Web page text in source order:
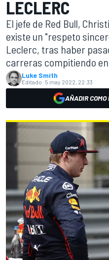
LECLERC
El jefe de Red Bull,
existe un "respeto
Leclerc, tras haber
carreras compitiendo
Luke Smith
Editado: 5 may 2022, 22:33
AÑADIR